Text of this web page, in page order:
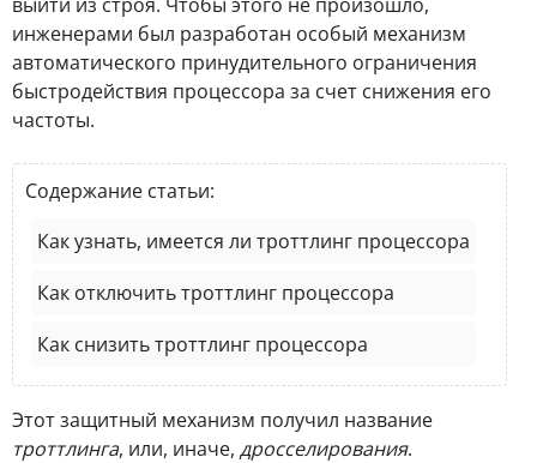
инженерами был разработан особый механизм
автоматического принудительного ограничения
быстродействия процессора за счет снижения его
частоты.
Содержание статьи:
Как узнать, имеется ли троттлинг процессора
Как отключить троттлинг процессора
Как снизить троттлинг процессора
Этот защитный механизм получил название
троттлинга, или, иначе, дросселирования.